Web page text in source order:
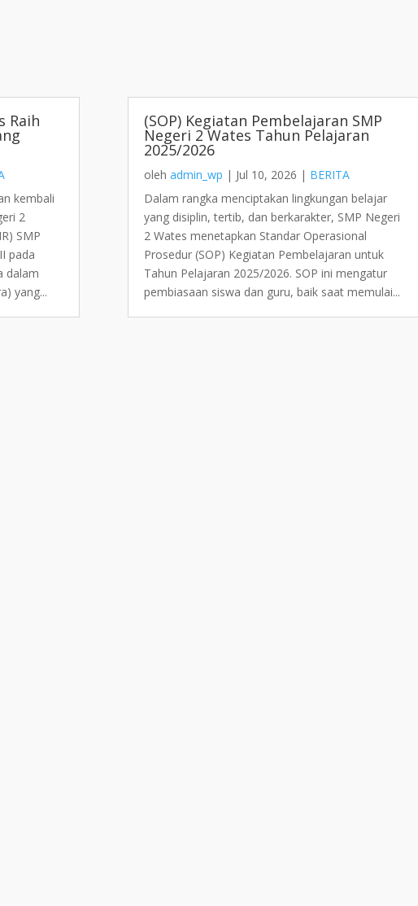
Raih
kembali
2
SMP
pada
dalam
yang...
(SOP) Kegiatan Pembelajaran SMP
Negeri 2 Wates Tahun Pelajaran
2025/2026
oleh admin_wp | Jul 10, 2026 | BERITA
Dalam rangka menciptakan lingkungan belajar
yang disiplin, tertib, dan berkarakter, SMP Negeri
2 Wates menetapkan Standar Operasional
Prosedur (SOP) Kegiatan Pembelajaran untuk
Tahun Pelajaran 2025/2026. SOP ini mengatur
pembiasaan siswa dan guru, baik saat memulai...